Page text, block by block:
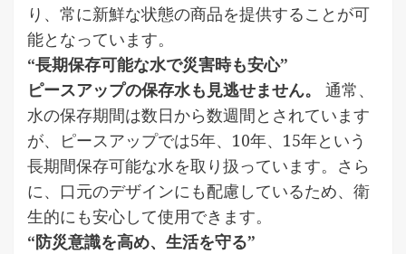
り、常に新鮮な状態の商品を提供することが可
能となっています。
“長期保存可能な水で災害時も安心”
ピースアップの保存水も見逃せません。
通常、
水の保存期間は数日から数週間とされています
が、ピースアップでは5年、10年、15年という
長期間保存可能な水を取り扱っています。さら
に、口元のデザインにも配慮しているため、衛
生的にも安心して使用できます。
“防災意識を高め、生活を守る”